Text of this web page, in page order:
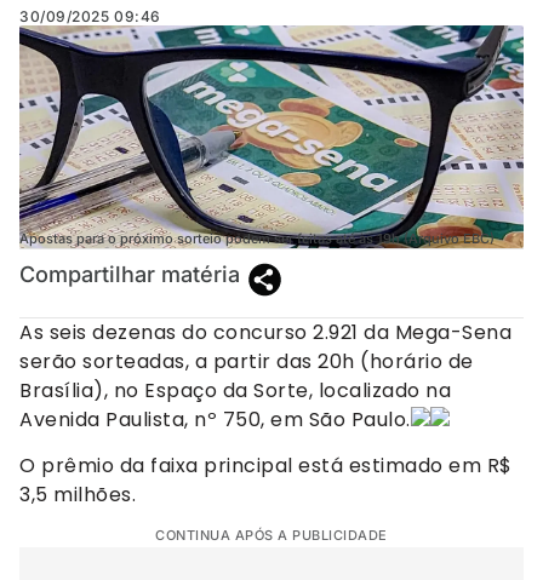
30/09/2025 09:46
Apostas para o próximo sorteio podem ser feitas até às 19h (Arquivo EBC)
Compartilhar matéria
As seis dezenas do concurso 2.921 da Mega-Sena
serão sorteadas, a partir das 20h (horário de
Brasília), no Espaço da Sorte, localizado na
Avenida Paulista, nº 750, em São Paulo.
O prêmio da faixa principal está estimado em R$
3,5 milhões.
CONTINUA APÓS A PUBLICIDADE